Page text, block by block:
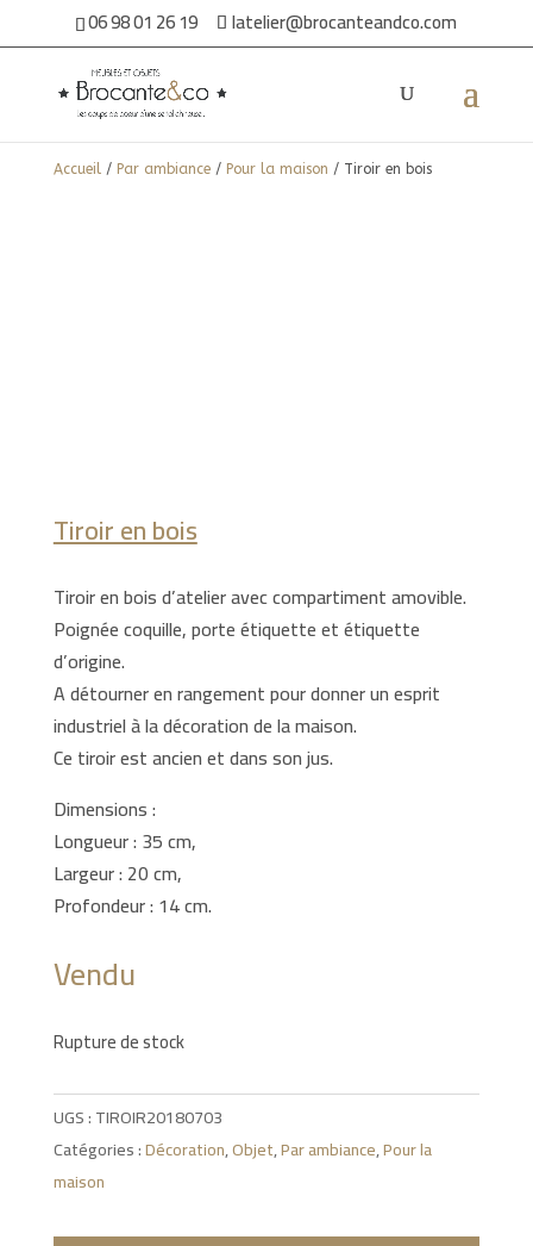
06 98 01 26 19 latelier@brocanteandco.com
Accueil/ Par ambiance/ Pour la maison / Tiroir en bois
Tiroir en bois
Tiroir en bois d’atelier avec compartiment amovible.
Poignée coquille, porte étiquette et étiquette
d’origine.
A détourner en rangement pour donner un esprit
industriel à la décoration de la maison.
Ce tiroir est ancien et dans son jus.
Dimensions :
Longueur : 35 cm,
Largeur : 20 cm,
Profondeur : 14 cm.
Vendu
Rupture de stock
UGS :TIROIR20180703
Catégories :Décoration,Objet,Par ambiance,Pour la
maison